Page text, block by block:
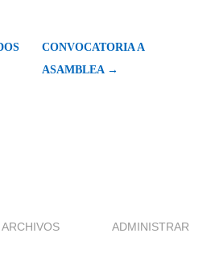
CONVOCATORIA A
ASAMBLEA →
ARCHIVOS ADMINISTRAR